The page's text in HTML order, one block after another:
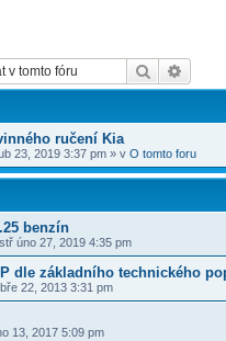
Hledat
ručení Kia
23, 2019 3:37 pm » v O tomto foru
benzín
stř úno 27, 2019 4:35 pm
dle základního technického
22, 2013 3:31 pm
13, 2017 5:09 pm